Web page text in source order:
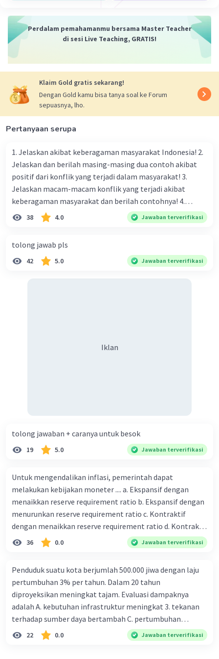
eksplosif, gunung apinya tidak meledak.
Biasanya, erupsi bertipe ini terjasi kepada
Dengan demikian, jawaban sesuai dengan
penjelasan di atas ya..
Beri Rating·0.0(0) Balas
Perdalam pemahamanmu bersama Master Teacher
di sesi Live Teaching, GRATIS!
Klaim Gold gratis sekarang!
Dengan Gold kamu bisa tanya soal ke Forum
sepuasnya, lho.
Pertanyaan serupa
1. Jelaskan akibat keberagaman masyarakat Indonesia! 2.
Jelaskan dan berilah masing-masing dua contoh akibat
positif dari konflik yang terjadi dalam masyarakat! 3.
Jelaskan macam-macam konflik yang terjadi akibat
keberagaman masyarakat dan berilah contohnya! 4.
Mengapa dalam masyarakat yang memiliki keberagaman
bahasa, dan budaya. Berdasarkan pernyataan tersebut,
apa yang dapat kalian lakukan untuk menjaga
38 4.0 Jawaban terverifikasi
tolong jawab pls
42 5.0 Jawaban terverifikasi
Iklan
tolong jawaban + caranya untuk besok
19 5.0 Jawaban terverifikasi
Untuk mengendalikan inflasi, pemerintah dapat
melakukan kebijakan moneter .... a. Ekspansif dengan
menaikkan reserve requirement ratio b. Ekspansif dengan
menurunkan reserve requirement ratio c. Kontraktif
dengan menaikkan reserve requirement ratio d. Kontraktif
dengan menurunkan reserve requirement ratio e.
Ekspansif dengan menaikkan tingkat diskonto Bila Bank
ceteris paribus maka .... a. Menimbulkan inflasi di mana
bentuk kurva jumlah uang beredar (penawaran uang) naik
dari kiri bawah ke kanan atas b. Menimbulkan deflasi di
mana bentuk kurva jumlah uang beredar (penawaran
uang) naik dari kiri bawah ke kanan atas c. Tingkat bunga
meningkat di mana bentuk kurva jumlah uang beredar
36 0.0 Jawaban terverifikasi
Penduduk suatu kota berjumlah 500.000 jiwa dengan laju
pertumbuhan 3% per tahun. Dalam 20 tahun
diproyeksikan meningkat tajam. Evaluasi dampaknya
adalah A. kebutuhan infrastruktur meningkat 3. tekanan
terhadap sumber daya bertambah C. pertumbuhan
eksponensial berdampak jangka panjang D. tidak
memengaruhi tata ruang E. proyeksi penduduk penting
22 0.0 Jawaban terverifikasi